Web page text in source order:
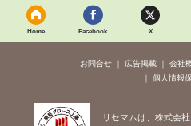
Home Facebook X
お問合せ 広告掲載 会社
個人情報
リセマムは、株式会